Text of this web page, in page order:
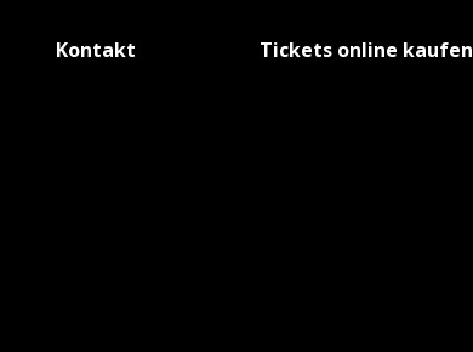
Kontakt Tickets online kaufen